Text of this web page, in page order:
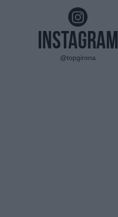
Instagram
@topgirona